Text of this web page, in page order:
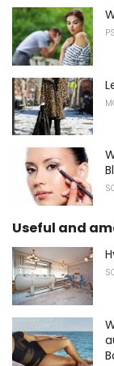
Useful and